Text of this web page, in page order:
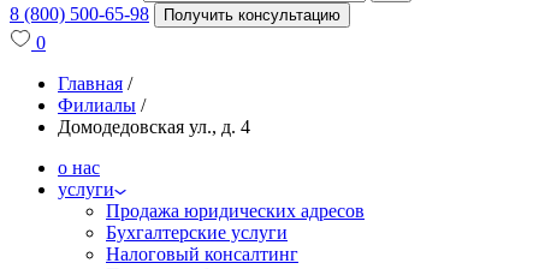
8 (800) 500-65-98
Получить консультацию
0
Главная /
Филиалы /
Домодедовская ул., д. 4
о нас
услуги
Продажа юридических адресов
Бухгалтерские услуги
Налоговый консалтинг